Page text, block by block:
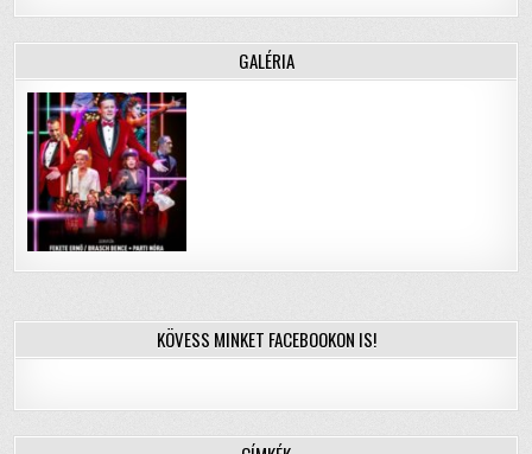
GALÉRIA
KÖVESS MINKET FACEBOOKON IS!